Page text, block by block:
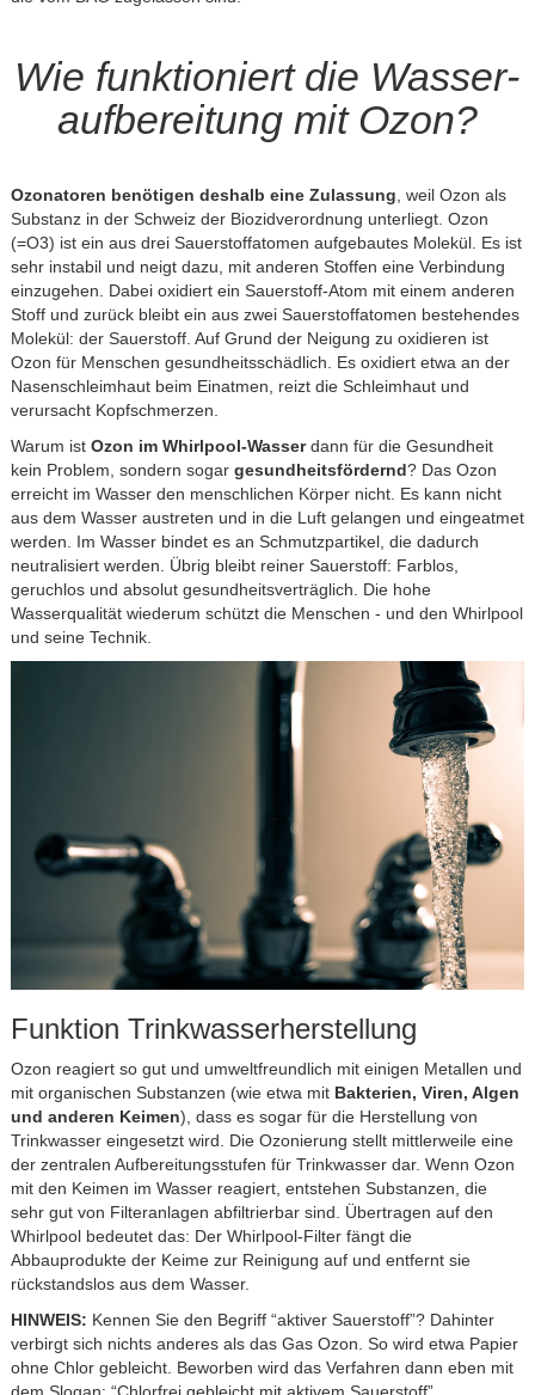
Wie funktioniert die Wasser­
aufbereitung mit Ozon?
Ozonatoren benötigen deshalb eine Zulassung , weil Ozon als
Substanz in der Schweiz der Biozidverordnung unterliegt. Ozon
(=O3) ist ein aus drei Sauerstoffatomen aufgebautes Molekül. Es ist
sehr instabil und neigt dazu, mit anderen Stoffen eine Verbindung
einzugehen. Dabei oxidiert ein Sauerstoff-Atom mit einem anderen
Stoff und zurück bleibt ein aus zwei Sauerstoffatomen bestehendes
Molekül: der Sauerstoff. Auf Grund der Neigung zu oxidieren ist
Ozon für Menschen gesundheitsschädlich. Es oxidiert etwa an der
Nasenschleimhaut beim Einatmen, reizt die Schleimhaut und
verursacht Kopfschmerzen.
Warum ist Ozon im Whirlpool-Wasserdann für die Gesundheit
kein Problem, sondern sogar gesundheitsfördernd? Das Ozon
erreicht im Wasser den menschlichen Körper nicht. Es kann nicht
aus dem Wasser austreten und in die Luft gelangen und eingeatmet
werden. Im Wasser bindet es an Schmutzpartikel, die dadurch
neutralisiert werden. Übrig bleibt reiner Sauerstoff: Farblos,
geruchlos und absolut gesundheitsverträglich. Die hohe
Wasserqualität wiederum schützt die Menschen - und den Whirlpool
und seine Technik.
Funktion Trinkwasserherstellung
Ozon reagiert so gut und umweltfreundlich mit einigen Metallen und
mit organischen Substanzen (wie etwa mit Bakterien, Viren, Algen
und anderen Keimen), dass es sogar für die Herstellung von
Trinkwasser eingesetzt wird. Die Ozonierung stellt mittlerweile eine
der zentralen Aufbereitungsstufen für Trinkwasser dar. Wenn Ozon
mit den Keimen im Wasser reagiert, entstehen Substanzen, die
sehr gut von Filteranlagen abfiltrierbar sind. Übertragen auf den
Whirlpool bedeutet das: Der Whirlpool-Filter fängt die
Abbauprodukte der Keime zur Reinigung auf und entfernt sie
rückstandslos aus dem Wasser.
HINWEIS: Kennen Sie den Begriff “aktiver Sauerstoff”? Dahinter
verbirgt sich nichts anderes als das Gas Ozon. So wird etwa Papier
ohne Chlor gebleicht. Beworben wird das Verfahren dann eben mit